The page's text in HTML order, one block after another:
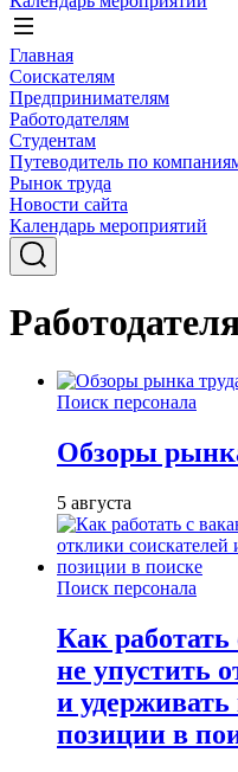
Главная
Соискателям
Предпринимателям
Работодателям
Студентам
Путеводитель по
Рынок труда
Новости сайта
Календарь мероприятий
Поиск персонала
Обзоры
5 августа
Поиск персонала
Как
не упустить
и
позиции в